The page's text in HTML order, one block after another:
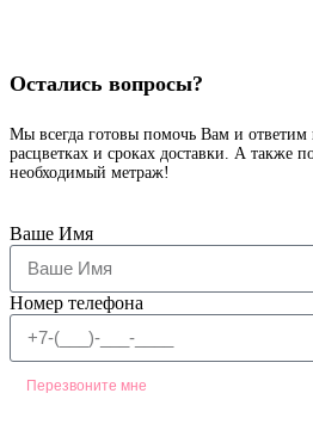
Остались вопросы?
Мы всегда готовы помочь Вам и ответим
расцветках и сроках доставки. А также
необходимый метраж!
Ваше Имя
Номер телефона
Перезвоните мне